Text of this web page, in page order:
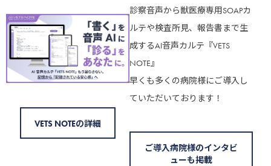
VETS NOTEの詳細
診察音声から獣医療専用SOAPカ
ルテや検査所見、報告書まで生
成するAI音声カルテ『VETS
NOTE』
早くも多くの病院様にご導入し
ていただいております！
ご導入病院様のインタビ
ューも掲載